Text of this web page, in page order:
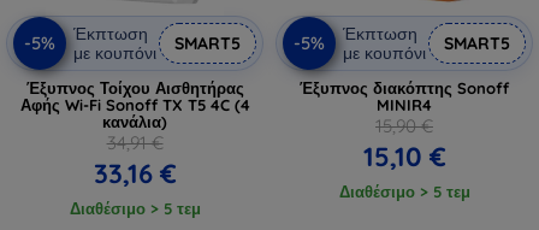
-5%
Έκπτωση
με κουπόνι
SMART5
Έξυπνος Τοίχου Αισθητήρας
Αφής Wi-Fi Sonoff TX T5 4C (4
κανάλια)
34,91 €
33,16 €
Διαθέσιμο > 5 τεμ
-5%
Έκπτωση
με κουπόνι
SMART5
Έξυπνος διακόπτης Sonoff
MINIR4
15,90 €
15,10 €
Διαθέσιμο > 5 τεμ